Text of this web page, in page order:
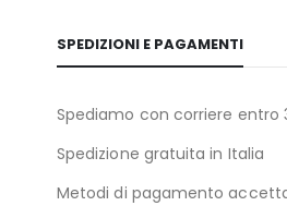
SPEDIZIONI E PAGAMENTI
Spediamo con corriere entro
Spedizione gratuita in Italia
Metodi di pagamento